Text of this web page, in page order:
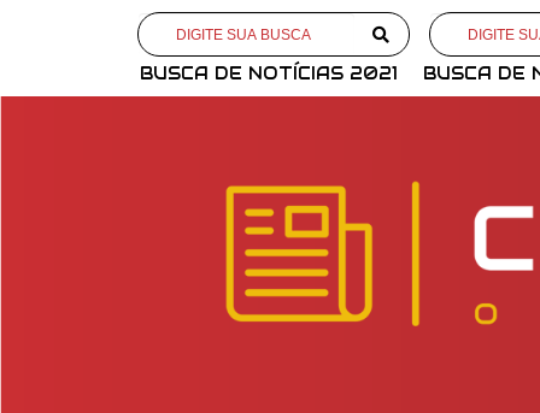
BUSCA DE NOTÍCIAS 2021 BUSCA DE